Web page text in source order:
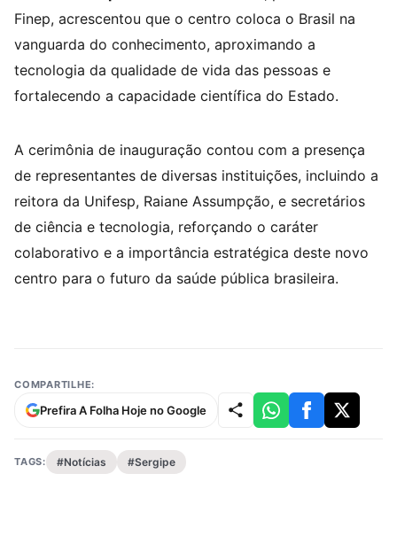
Finep, acrescentou que o centro coloca o Brasil na
vanguarda do conhecimento, aproximando a
tecnologia da qualidade de vida das pessoas e
fortalecendo a capacidade científica do Estado.
A cerimônia de inauguração contou com a presença
de representantes de diversas instituições, incluindo a
reitora da Unifesp, Raiane Assumpção, e secretários
de ciência e tecnologia, reforçando o caráter
colaborativo e a importância estratégica deste novo
centro para o futuro da saúde pública brasileira.
COMPARTILHE:
Prefira A Folha Hoje no Google
TAGS: #Notícias #Sergipe